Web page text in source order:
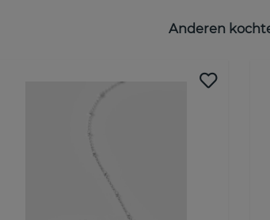
Anderen